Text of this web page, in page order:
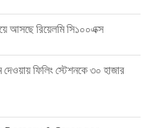
আসছে রিয়েলমি সি১০০এক্স
ফিলিং স্টেশনকে ৩০ হাজার